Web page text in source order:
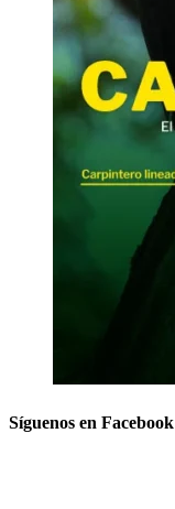
Síguenos en Facebook